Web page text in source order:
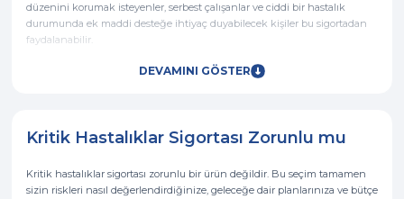
düzenini korumak isteyenler, serbest çalışanlar ve ciddi bir hastalık
durumunda ek maddi desteğe ihtiyaç duyabilecek kişiler bu sigortadan
faydalanabilir.
DEVAMINI GÖSTER
Kritik Hastalıklar Sigortası Zorunlu mu
Kritik hastalıklar sigortası zorunlu bir ürün değildir. Bu seçim tamamen
sizin riskleri nasıl değerlendirdiğinize, geleceğe dair planlarınıza ve bütçe